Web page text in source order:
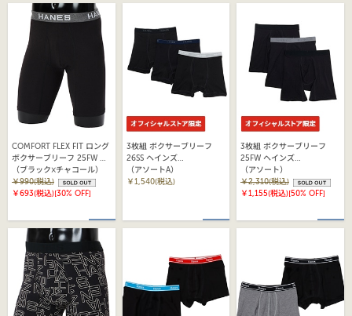
COMFORT FLEX FIT ロング
ボクサーブリーフ 25FW ヘ
インズ(HM6EA101)
（ブラック×チャコール）
￥990(税込)
￥693(税込)[30% OFF]
3枚組 ボクサーブリーフ
26SS ヘインズ
(HM6EA705S)
（アソートA）
￥1,540(税込)
3枚組 ボクサーブリーフ
25FW ヘインズ
(HM6EA707S)
（アソート）
￥2,310(税込)
￥1,155(税込)[50% OFF]